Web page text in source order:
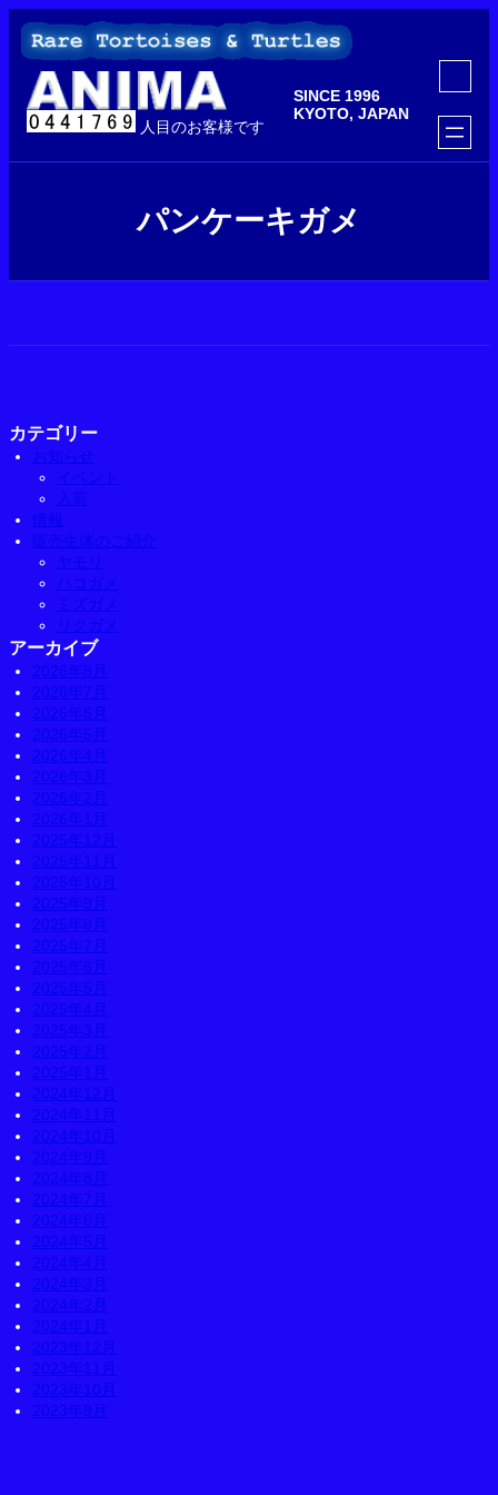
を
人目のお客様です
SINCE 1996
KYOTO, JAPAN
ア
コ
ン
リ
ン
ク
パンケーキガメ
カテゴリー
お知らせ
イベント
入荷
情報
販売生体のご紹介
ヤモリ
ハコガメ
ミズガメ
リクガメ
アーカイブ
2026年8月
2026年7月
2026年6月
2026年5月
2026年4月
2026年3月
2026年2月
2026年1月
2025年12月
2025年11月
2025年10月
2025年9月
2025年8月
2025年7月
2025年6月
2025年5月
2025年4月
2025年3月
2025年2月
2025年1月
2024年12月
2024年11月
2024年10月
2024年9月
2024年8月
2024年7月
2024年6月
2024年5月
2024年4月
2024年3月
2024年2月
2024年1月
2023年12月
2023年11月
2023年10月
2023年9月